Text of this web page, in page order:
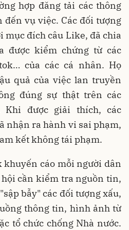
hợp đăng tải các thông
vụ việc. Các đối tượng
mục đích câu Like, đã chia
được kiểm chứng từ các
của các cá nhân. Họ
quả của việc lan truyền
đúng sự thật trên các
Khi được giải thích, các
nhận ra hành vi sai phạm,
kết không tái phạm.
cáo mỗi người dân
cần kiểm tra nguồn tin,
bẫy" các đối tượng xấu,
thông tin, hình ảnh từ
tổ chức chống Nhà nước.